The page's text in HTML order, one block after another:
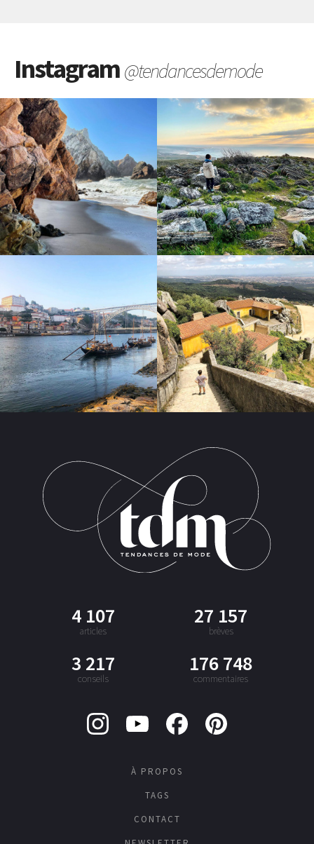
Instagram@tendancesdemode
4 107
articles
27 157
brèves
3 217
conseils
176 748
commentaires
À PROPOS
TAGS
CONTACT